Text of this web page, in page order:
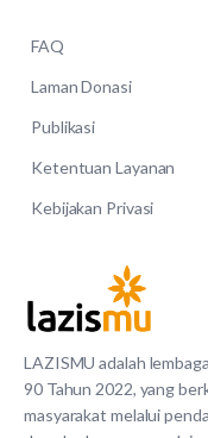
LAZISMU adalah
90 Tahun 2022, yang
masyarakat melalui
FAQ
Laman Donasi
Publikasi
Ketentuan Layanan
Kebijakan Privasi